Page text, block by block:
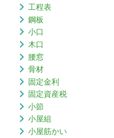
工程表
鋼板
小口
木口
腰窓
骨材
固定金利
固定資産税
小節
小屋組
小屋筋かい